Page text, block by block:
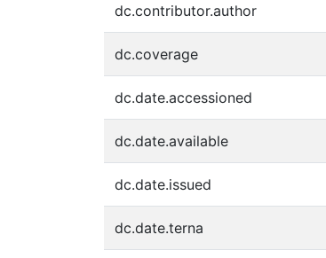
dc.contributor.author
dc.coverage
dc.date.accessioned
dc.date.available
dc.date.issued
dc.date.terna